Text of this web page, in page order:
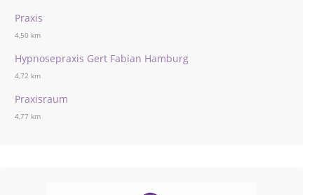
Praxis
4,50 km
Hypnosepraxis Gert Fabian Hamburg
4,72 km
Praxisraum
4,77 km